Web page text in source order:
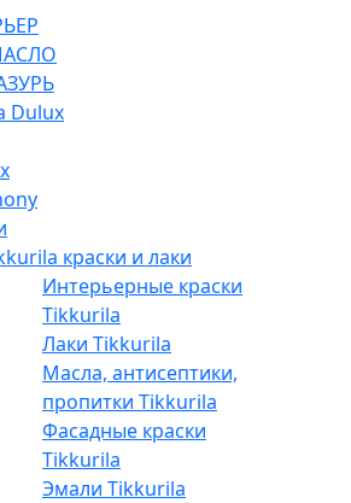
Dulux
краски и лаки
Интерьерные краски
Tikkurila
Лаки Tikkurila
Масла, антисептики,
пропитки Tikkurila
Фасадные краски
Tikkurila
Эмали Tikkurila